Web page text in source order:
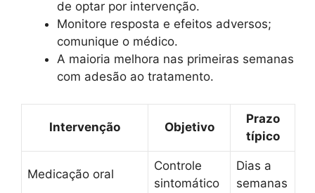
de optar por intervenção.
Monitore resposta e efeitos adversos;
comunique o médico.
A maioria melhora nas primeiras semanas
com adesão ao tratamento.
Intervenção Objetivo
Prazo
típico
Medicação oral
Controle
sintomático
Dias a
semanas